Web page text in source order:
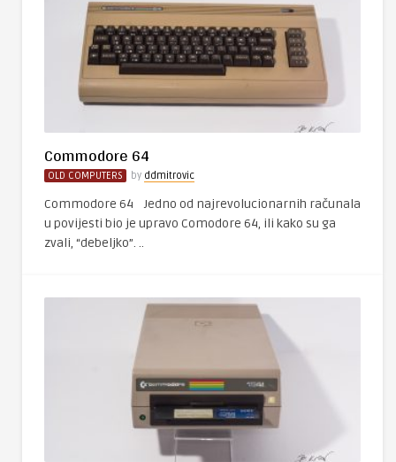
Commodore 64
OLD COMPUTERS by ddmitrovic
Commodore 64 Jedno od najrevolucionarnih računala
u povijesti bio je upravo Comodore 64, ili kako su ga
zvali, “debeljko”. ..